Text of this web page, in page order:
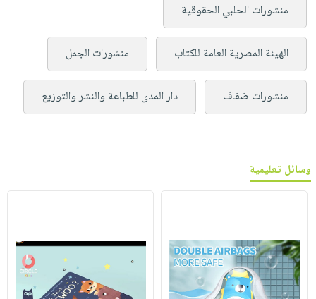
منشورات الحلبي الحقوقية
الهيئة المصرية العامة للكتاب منشورات الجمل
منشورات ضفاف دار المدى للطباعة والنشر والتوزيع
وسائل تعليمية